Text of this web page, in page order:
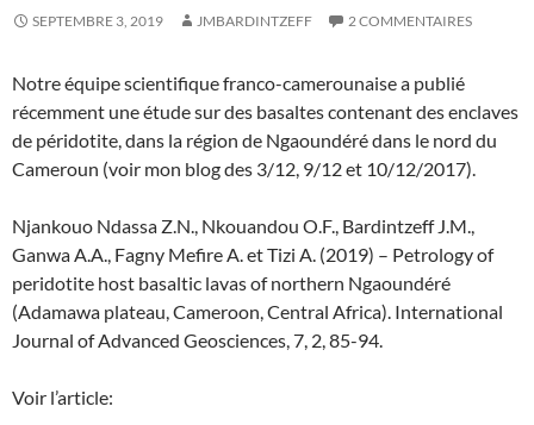
SEPTEMBRE 3, 2019 JMBARDINTZEFF 2 COMMENTAIRES
Notre équipe scientifique franco-camerounaise a publié
récemment une étude sur des basaltes contenant des enclaves
de péridotite, dans la région de Ngaoundéré dans le nord du
Cameroun (voir mon blog des 3/12, 9/12 et 10/12/2017).
Njankouo Ndassa Z.N., Nkouandou O.F., Bardintzeff J.M.,
Ganwa A.A., Fagny Mefire A. et Tizi A. (2019) – Petrology of
peridotite host basaltic lavas of northern Ngaoundéré
(Adamawa plateau, Cameroon, Central Africa). International
Journal of Advanced Geosciences, 7, 2, 85-94.
Voir l’article: